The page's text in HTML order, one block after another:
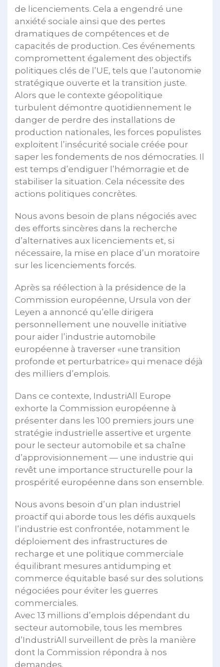
de licenciements. Cela a engendré une
anxiété sociale ainsi que des pertes
dramatiques de compétences et de
capacités de production. Ces événements
compromettent également des objectifs
politiques clés de l’UE, tels que l’autonomie
stratégique ouverte et la transition juste.
Alors que le contexte géopolitique
turbulent démontre quotidiennement le
danger de perdre des installations de
production nationales, les forces populistes
exploitent l’insécurité sociale créée pour
saper les fondements de nos démocraties. Il
est temps d’endiguer l’hémorragie et de
stabiliser la situation. Cela nécessite des
actions politiques concrètes.
Nous avons besoin de plans négociés avec
des efforts sincères dans la recherche
d’alternatives aux licenciements et, si
nécessaire, la mise en place d’un moratoire
sur les licenciements forcés.
Après sa réélection à la présidence de la
Commission européenne, Ursula von der
Leyen a annoncé qu’elle dirigera
personnellement une nouvelle initiative
pour aider l’industrie automobile
européenne à traverser «une transition
profonde et perturbatrice» qui menace déjà
des milliers d’emplois.
Dans ce contexte, IndustriAll Europe
exhorte la Commission européenne à
présenter dans les 100 premiers jours une
stratégie industrielle assertive et urgente
pour le secteur automobile et sa chaîne
d’approvisionnement — une industrie qui
revêt une importance structurelle pour la
prospérité européenne dans son ensemble.
Nous avons besoin d’un plan industriel
proactif qui aborde tous les défis auxquels
l’industrie est confrontée, notamment le
déploiement des infrastructures de
recharge et une politique commerciale
équilibrant mesures antidumping et
commerce équitable basé sur des solutions
négociées pour éviter les guerres
commerciales.
Avec 13 millions d’emplois dépendant du
secteur automobile, tous les membres
d’IndustriAll surveillent de près la manière
dont la Commission répondra à nos
demandes.